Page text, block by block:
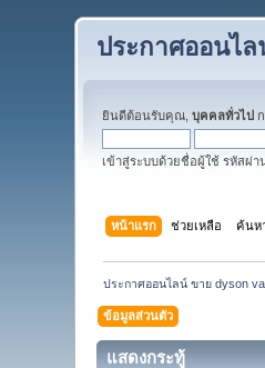
ประกาศออนไล
ยินดีต้อนรับคุณ,บุคคลทั่วไป
เข้าสู่ระบบด้วยชื่อผู้ใช้ รหัสผ่า
หน้าแรก ช่วยเหลือ ค้นห
ประกาศออนไลน์ ขาย dyson
ข้อมูลส่วนตัว
แสดงกระทู้